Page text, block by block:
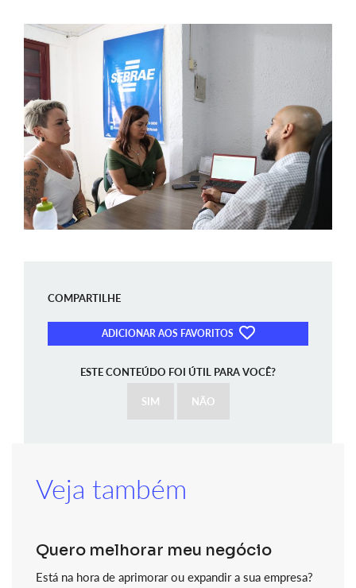
COMPARTILHE
ADICIONAR AOS FAVORITOS
ESTE CONTEÚDO FOI ÚTIL PARA VOCÊ?
SIM NÃO
Veja também
Quero melhorar meu negócio
Está na hora de aprimorar ou expandir a sua empresa?